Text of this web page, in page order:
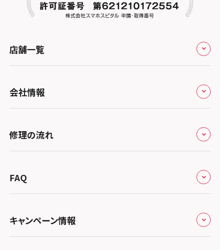
スマホスピタル テルル宮野木
スマホスピタル 東京大手町
スマホスピタル三軒茶屋
スマホスピタル秋葉原
スマホスピタル 新宿
スマホスピタル 自由が丘
スマホスピタルオリナス錦糸町
スマホスピタル堺
スマホスピタル京都河原町
スマホスピタル宇治槙島
スマホスピタル 京都宇治
スマホスピタル by デジホ 姫路キャスパ
店舗一覧
北海道・東北
スマホスピタル大丸札幌
関東
スマホスピタル宇都宮
スマホスピタル 高崎
スマホスピタル鴻巣
スマホスピタル テルル三芳
スマホスピタル 熊谷
北陸・甲信越
スマホスピタルアル・プラザ小松
スマホスピタル 北陸総合修理センター
スマホスピタル 長野
東海
スマホスピタル岐阜
スマホスピタル 浜松
スマホスピタル静岡パルコ
関西
スマホスピタル 大阪梅田
スマホスピタル by デジホ 梅田地下（うめちか）
中国・四国
会社情報
会社概要
総務省登録業者
特定商取引法に関する表記
プライバシーポリシー
郵送修理依頼
修理の流れ
郵送修理の流れ
FAQ
キャンペーン情報